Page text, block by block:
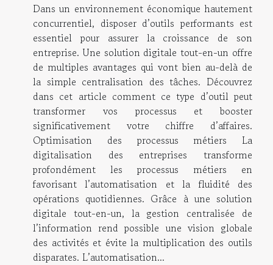
Dans un environnement économique hautement
concurrentiel, disposer d’outils performants est
essentiel pour assurer la croissance de son
entreprise. Une solution digitale tout-en-un offre
de multiples avantages qui vont bien au-delà de
la simple centralisation des tâches. Découvrez
dans cet article comment ce type d’outil peut
transformer vos processus et booster
significativement votre chiffre d’affaires.
Optimisation des processus métiers La
digitalisation des entreprises transforme
profondément les processus métiers en
favorisant l’automatisation et la fluidité des
opérations quotidiennes. Grâce à une solution
digitale tout-en-un, la gestion centralisée de
l’information rend possible une vision globale
des activités et évite la multiplication des outils
disparates. L’automatisation...